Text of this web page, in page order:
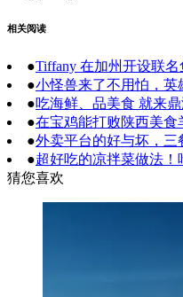
相关阅读
●Tiffany 在加州开设联名
●小怪兽来了不用怕，英
●吃海鲜、品美食 就来
●在宝鸡能打败陕西美食
●外卖平台的好与坏，三
●超好吃的凉拌菜做法！
猜您喜欢